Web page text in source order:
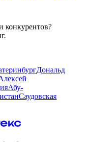
конкурентов?
Дональд
Абу-
Саудовская